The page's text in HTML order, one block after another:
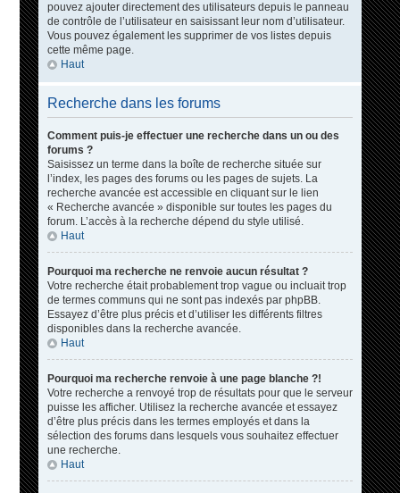
pouvez ajouter directement des utilisateurs depuis le panneau
de contrôle de l’utilisateur en saisissant leur nom d’utilisateur.
Vous pouvez également les supprimer de vos listes depuis
cette même page.
Haut
Recherche dans les forums
Comment puis-je effectuer une recherche dans un ou des
forums ?
Saisissez un terme dans la boîte de recherche située sur
l’index, les pages des forums ou les pages de sujets. La
recherche avancée est accessible en cliquant sur le lien
« Recherche avancée » disponible sur toutes les pages du
forum. L’accès à la recherche dépend du style utilisé.
Haut
Pourquoi ma recherche ne renvoie aucun résultat ?
Votre recherche était probablement trop vague ou incluait trop
de termes communs qui ne sont pas indexés par phpBB.
Essayez d’être plus précis et d’utiliser les différents filtres
disponibles dans la recherche avancée.
Haut
Pourquoi ma recherche renvoie à une page blanche ?!
Votre recherche a renvoyé trop de résultats pour que le serveur
puisse les afficher. Utilisez la recherche avancée et essayez
d’être plus précis dans les termes employés et dans la
sélection des forums dans lesquels vous souhaitez effectuer
une recherche.
Haut